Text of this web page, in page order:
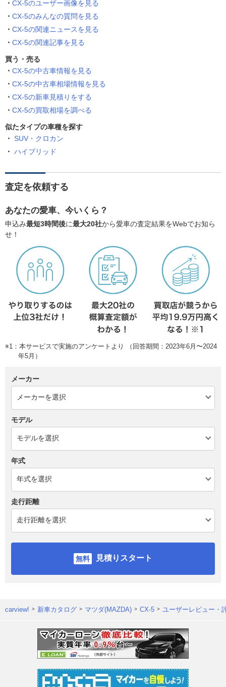
CX-5のユーザー画像を見る
CX-5のみんなの質問を見る
CX-5の関連ニュースを見る
CX-5の関連記事を見る
買う・売る
CX-5の中古車情報を見る
CX-5の中古車相場情報を見る
CX-5の新車見積りをする
CX-5の買取相場を調べる
似たタイプの車種を探す
SUV・クロカン
ハイブリッド
査定を依頼する
あなたの愛車、今いくら？
申込み最短3時間後に最大20社から愛車の査定結果をWebでお知ら
せ！
※1：本サービスで実施のアンケートより （回答期間：2023年6月〜2024
年5月）
メーカー
モデル
年式
走行距離
見積りスタート
carview! 新車カタログ マツダ(MAZDA) CX-5 ユーザーレビュー・